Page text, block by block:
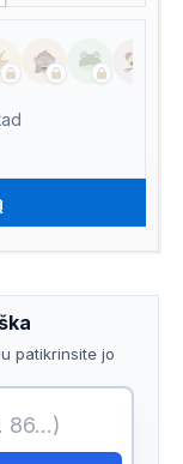
patikrinsite jo